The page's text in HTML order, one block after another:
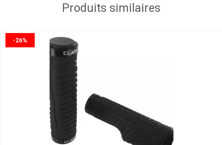
Produits similaires
-26%